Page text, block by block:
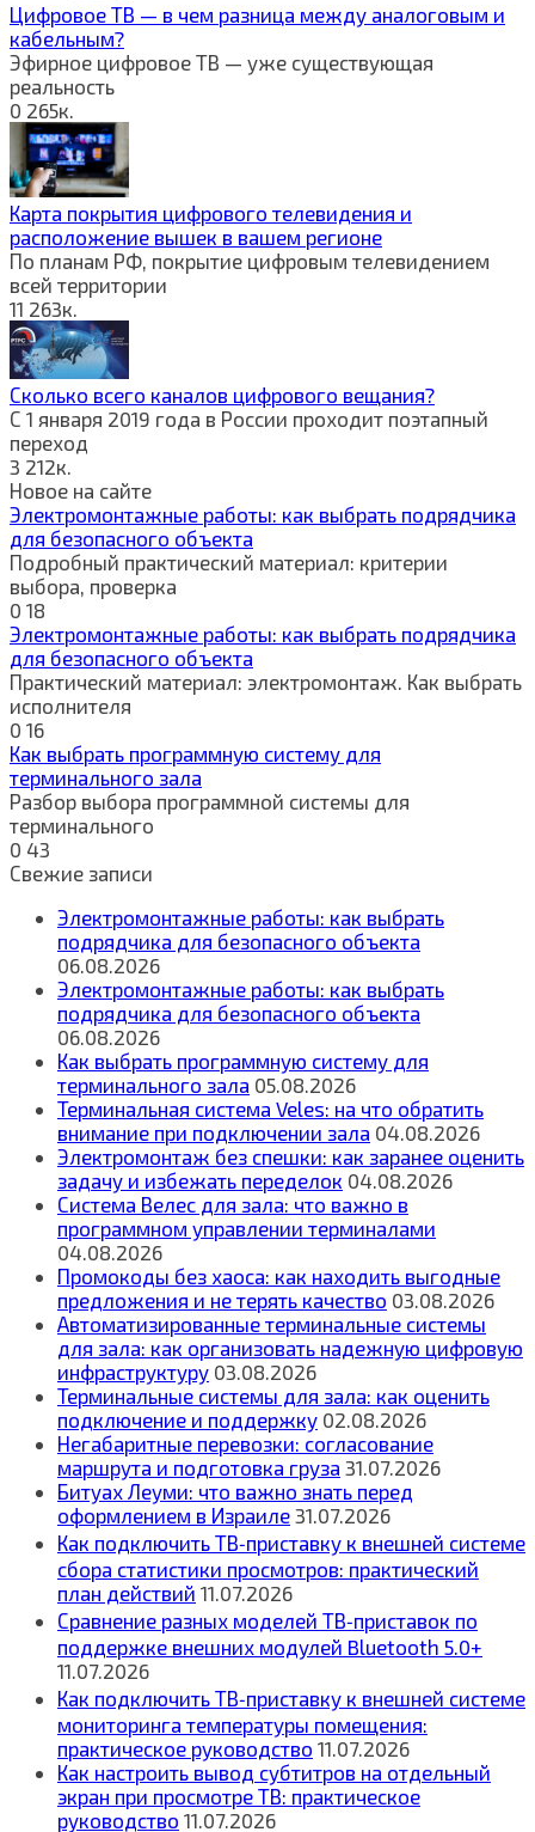
Цифровое ТВ — в чем разница между аналоговым и
кабельным?
Эфирное цифровое ТВ — уже существующая
реальность
0 265к.
Карта покрытия цифрового телевидения и
расположение вышек в вашем регионе
По планам РФ, покрытие цифровым телевидением
всей территории
11 263к.
Сколько всего каналов цифрового вещания?
С 1 января 2019 года в России проходит поэтапный
переход
3 212к.
Новое на сайте
Электромонтажные работы: как выбрать подрядчика
для безопасного объекта
Подробный практический материал: критерии
выбора, проверка
0 18
Электромонтажные работы: как выбрать подрядчика
для безопасного объекта
Практический материал: электромонтаж. Как выбрать
исполнителя
0 16
Как выбрать программную систему для
терминального зала
Разбор выбора программной системы для
терминального
0 43
Свежие записи
Электромонтажные работы: как выбрать
подрядчика для безопасного объекта
06.08.2026
Электромонтажные работы: как выбрать
подрядчика для безопасного объекта
06.08.2026
Как выбрать программную систему для
терминального зала 05.08.2026
Терминальная система Veles: на что обратить
внимание при подключении зала 04.08.2026
Электромонтаж без спешки: как заранее оценить
задачу и избежать переделок 04.08.2026
Система Велес для зала: что важно в
программном управлении терминалами
04.08.2026
Промокоды без хаоса: как находить выгодные
предложения и не терять качество 03.08.2026
Автоматизированные терминальные системы
для зала: как организовать надежную цифровую
инфраструктуру 03.08.2026
Терминальные системы для зала: как оценить
подключение и поддержку 02.08.2026
Негабаритные перевозки: согласование
маршрута и подготовка груза 31.07.2026
Битуах Леуми: что важно знать перед
оформлением в Израиле 31.07.2026
Как подключить ТВ‑приставку к внешней системе
сбора статистики просмотров: практический
план действий 11.07.2026
Сравнение разных моделей ТВ‑приставок по
поддержке внешних модулей Bluetooth 5.0+
11.07.2026
Как подключить ТВ‑приставку к внешней системе
мониторинга температуры помещения:
практическое руководство 11.07.2026
Как настроить вывод субтитров на отдельный
экран при просмотре ТВ: практическое
руководство 11.07.2026